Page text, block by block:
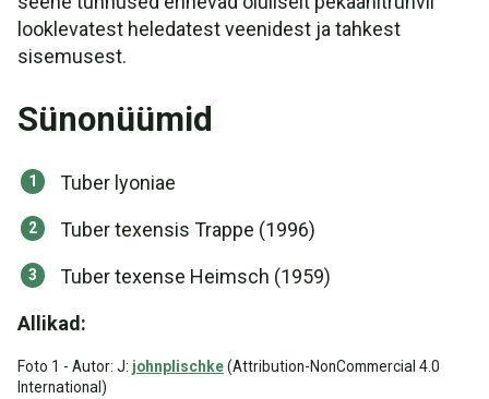
looklevatest heledatest veenidest ja tahkest
sisemusest.
Sünonüümid
Tuber lyoniae
Tuber texensis Trappe (1996)
Tuber texense Heimsch (1959)
Allikad:
Foto 1 - Autor: J: johnplischke(Attribution-NonCommercial 4.0
International)